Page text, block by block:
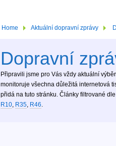
Home Aktuální dopravní zprávy
Dopravní
Připravili jsme pro Vás vždy aktuální
monitoruje všechna důležitá internetová
přidá na tuto stránku. Články filtrované
R10, R35, R46.